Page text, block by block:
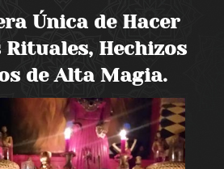
Única de Hacer
Rituales, Hechizos
de Alta Magia.